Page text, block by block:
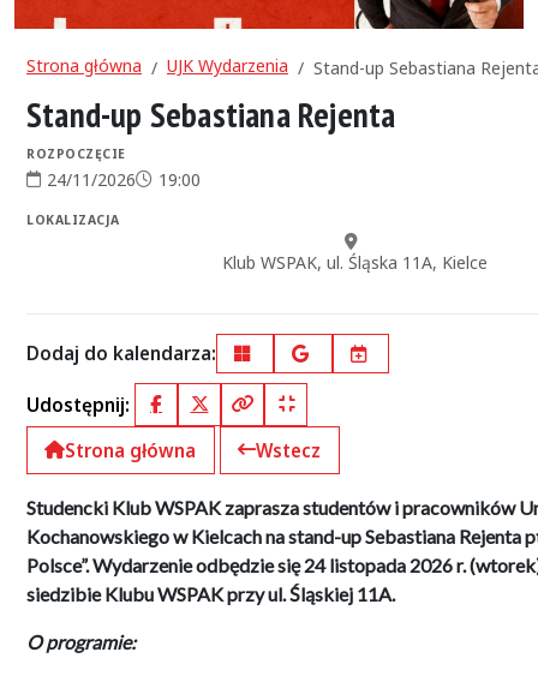
Strona główna UJK Wydarzenia Stand-up Sebastiana
Stand-up Sebastiana Rejenta
ROZPOCZĘCIE
Data rozpoczęcia:
24/11/2026Godzina rozpoczęcia:
19:00
LOKALIZACJA
Miejsce:
Klub WSPAK, ul. Śląska 11A, Kielce
Dodaj do kalendarza: OutlookGoogle Calendar
iCal
Udostępnij:
FacebookX (Twitter)
Kopiuj pełny link
Kopiuj krótki link
Strona główna
Wstecz
Studencki Klub WSPAK zaprasza studentów i pracowników
Kochanowskiego w Kielcach na stand-up Sebastiana Rejenta
Polsce”. Wydarzenieodbędzie się 24 listopada 2026 r.
siedzibie Klubu WSPAK przy ul. Śląskiej 11A.
O programie: